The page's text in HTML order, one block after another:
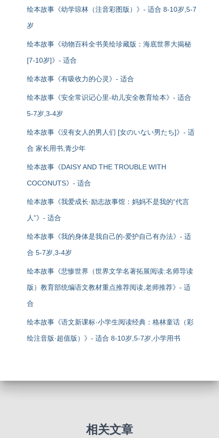
绘本故事《幼学琼林（注音彩图版）》- 适合 8-10岁,5-7
岁
绘本故事《动物百科全书美绘珍藏版：海底世界大揭秘
[7-10岁]》- 适合
绘本故事《有吸收力的心灵》- 适合
绘本故事《安全常识记心里-幼儿安全教育绘本》- 适合
5-7岁,3-4岁
绘本故事《没有女人的男人们 [女のいない男たち]》- 适
合 家长用书,青少年
绘本故事《DAISY AND THE TROUBLE WITH
COCONUTS》- 适合
绘本故事《我爱成长·励志故事馆：妈妈不是我的“代言
人”》- 适合
绘本故事《我的身体是我自己的-爱护自己有办法》- 适
合 5-7岁,3-4岁
绘本故事《悲惨世界（世界文学名著拓展阅读:名师导读
版）教育部统编语文教材重点推荐阅读,老师推荐》- 适
合
绘本故事《语文新课标·小学生阅读经典：格林童话（彩
绘注音版·超值版）》- 适合 8-10岁,5-7岁,小学用书
相关文章